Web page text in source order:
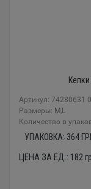
Артикул: 74280631
Размеры: M,L
Количество в
УПАКОВКА: 364
ЦЕНА ЗА ЕД.: 182